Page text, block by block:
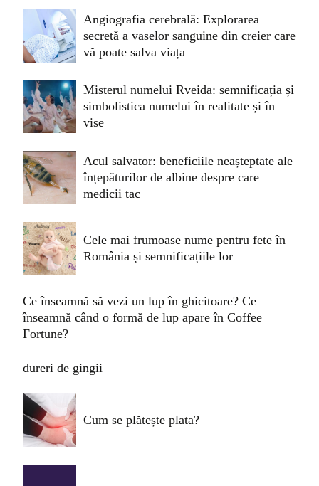
Angiografia cerebrală: Explorarea
secretă a vaselor sanguine din creier care
vă poate salva viața
Misterul numelui Rveida: semnificația și
simbolistica numelui în realitate și în
vise
Acul salvator: beneficiile neașteptate ale
înțepăturilor de albine despre care
medicii tac
Cele mai frumoase nume pentru fete în
România și semnificațiile lor
Ce înseamnă să vezi un lup în ghicitoare? Ce
înseamnă când o formă de lup apare în Coffee
Fortune?
dureri de gingii
Cum se plătește plata?